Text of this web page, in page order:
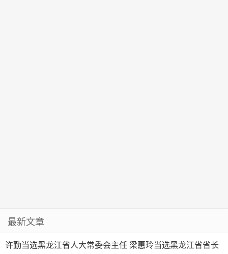
最新文章
许勤当选黑龙江省人大常委会主任 梁惠玲当选黑龙江省省长